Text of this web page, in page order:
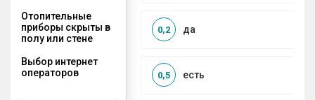
Отопительные
приборы скрыты в
полу или стене
да
0,2
Выбор интернет
операторов
есть
0,5